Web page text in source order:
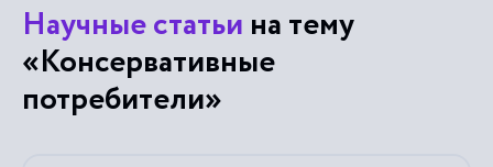
Научные статьи на тему
«Консервативные
потребители»